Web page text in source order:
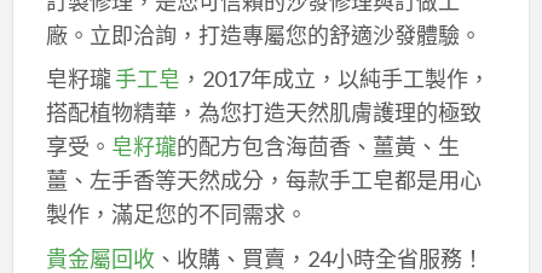
廠。立即洽詢，打造專屬您的舒適沙發體驗。
皂籽瓏手工皂 ，2017年成立，以純手工製作，
搭配植物精華，為您打造天然肌膚護理的極致
享受。 皂籽瓏的配方包含海茴香、薑黃、生
薑、左手香等天然成分，每款手工皂都是用心
製作，滿足您的不同需求。
貴金屬回收、收購、買賣，24小時全省服務！